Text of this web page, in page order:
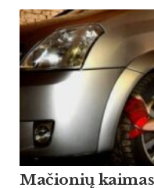
Mačionių